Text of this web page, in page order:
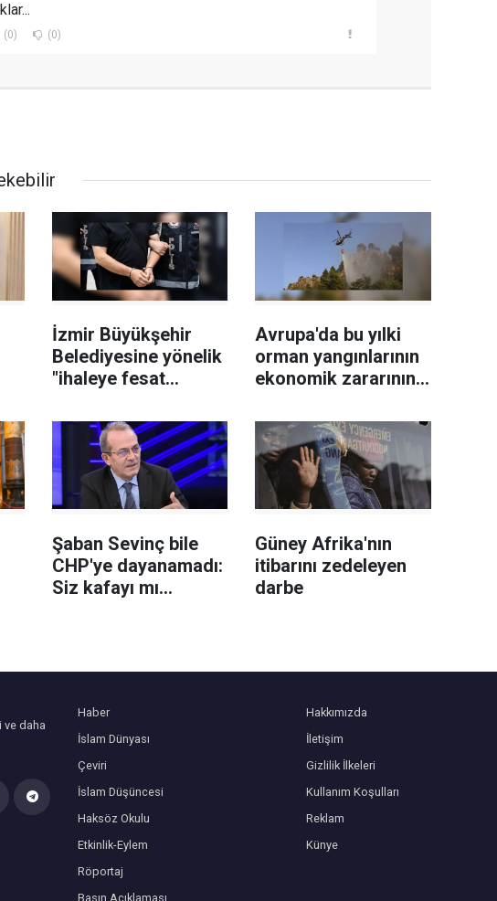
(0) (0)
İzmir Büyükşehir
Belediyesine yönelik
"ihaleye fesat
soruşturmasında 2
şüpheli tutuklandı
Avrupa'da bu yılki
orman yangınlarının
ekonomik zararının
geçtiği tahmin
ediliyor
Şaban Sevinç bile
CHP'ye dayanamadı:
Siz kafayı mı
Güney Afrika'nın
itibarını zedeleyen
darbe
ve daha
Haber
İslam Dünyası
Çeviri
İslam Düşüncesi
Haksöz Okulu
Etkinlik-Eylem
Röportaj
Basın Açıklaması
Hakkımızda
İletişim
Gizlilik İlkeleri
Kullanım Koşulları
Reklam
Künye